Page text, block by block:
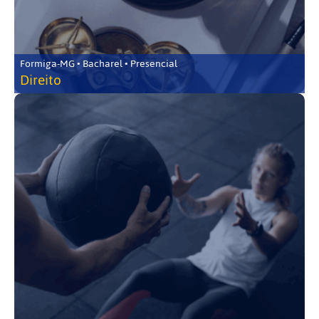
Formiga-MG • Bacharel • Presencial
Direito